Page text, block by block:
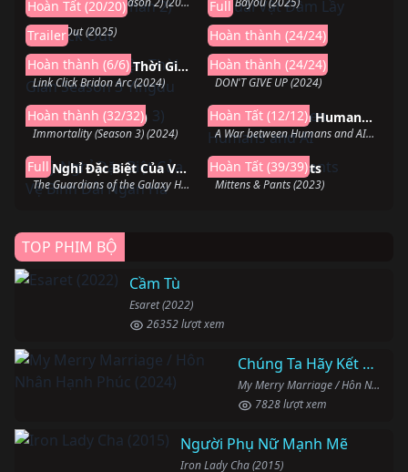
Hoàn Tất (20/20) Full
Knock Out
Knock Out (2025)
Trailer
Tiger Crane
Tiger Crane (2024)
Hoàn thành (24/24)
Người Đại Diện Thời Gian Season 3 Yingdu
Link Click Bridon Arc (2024)
Hoàn thành (6/6)
DON’T GIVE UP
DON'T GIVE UP (2024)
Hoàn thành (24/24)
Hoàn thành
Vĩnh Sinh (Phần 3)
Immortality (Season 3) (2024)
Hoàn thành (32/32)
Hoàn thành
A War between Humans and AI
A War between Humans and AI (2024)
Hoàn Tất (12/12)
Hoàn thành
Kỳ Nghỉ Đặc Biệt Của Vệ Binh Dải Ngân Hà
The Guardians of the Galaxy Holiday Special (2022)
Full
Hoàn thành
Mittens Và Pants
Mittens & Pants (2023)
Hoàn Tất (39/39)
Hoàn thành
TOP PHIM BỘ
Cầm Tù
Esaret (2022)
26352 lượt xem
Chúng Ta Hãy Kết Hôn Nhé
My Merry Marriage / Hôn Nhân Hạnh Phúc (2024)
7828 lượt xem
Người Phụ Nữ Mạnh Mẽ
Iron Lady Cha (2015)